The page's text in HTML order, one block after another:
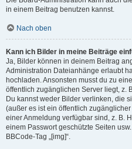
in einem Beitrag benutzen kannst.
Nach oben
Kann ich Bilder in meine Beiträge
Ja, Bilder können in deinem Beitrag
Administration Dateianhänge erlaubt
hochladen. Ansonsten musst du zu
öffentlich zugänglichen Server liegt, z.
Du kannst weder Bilder verlinken, die
(außer es ist ein öffentlich
einer Anmeldung verfügbar sind, z. B.
einem Passwort geschützte Seiten
BBCode-Tag „[img]“.